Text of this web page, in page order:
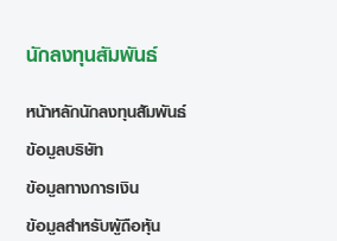
นักลงทุนสัมพันธ์
หน้าหลักนักลงทุนสัมพันธ์
ข้อมูลบริษัท
ข้อมูลทางการเงิน
ข้อมูลสำหรับผู้ถือหุ้น